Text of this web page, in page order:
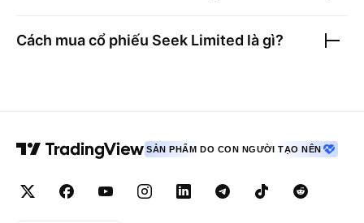
Cách mua cổ phiếu Seek Limited là gì?
SẢN PHẨM DO CON NGƯỜI TẠO NÊN